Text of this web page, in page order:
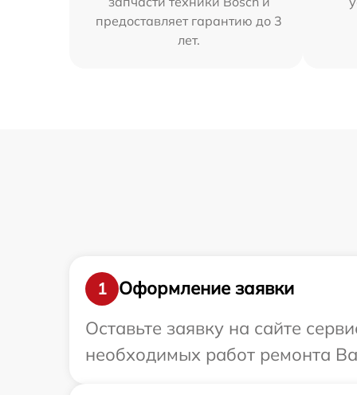
предоставляет гарантию до 3
лет.
1
Оформление заявки
Оставьте заявку на сайте
необходимых работ ремонта